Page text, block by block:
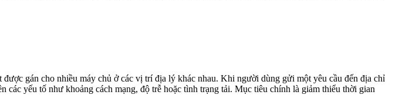
được gán cho nhiều máy chủ ở các vị trí địa lý khác nhau. Khi người dùng gửi một yêu cầu đến địa chỉ
các yếu tố như khoảng cách mạng, độ trễ hoặc tình trạng tải. Mục tiêu chính là giảm thiểu thời gian